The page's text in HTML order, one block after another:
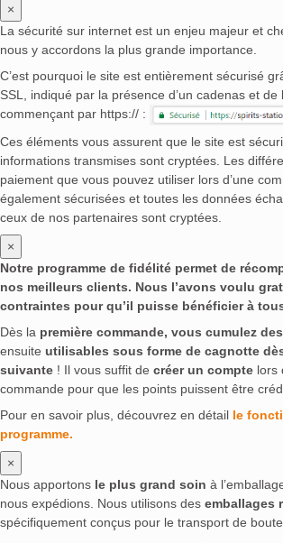
×
La sécurité sur internet est un enjeu majeur et
nous y accordons la plus grande importance.
C’est pourquoi le site est entièrement sécurisé
SSL, indiqué par la présence d’un cadenas et de
commençant par https:// :
Ces éléments vous assurent que le site est
informations transmises sont cryptées. Les
paiement que vous pouvez utiliser lors d’une
également sécurisées et toutes les données
ceux de nos partenaires sont cryptées.
×
Notre programme de fidélité permet de
nos meilleurs clients. Nous l’avons voulu
contraintes pour qu’il puisse bénéficier à
Dès la première commande, vous cumulez
ensuite utilisables sous forme de cagnotte
suivante ! Il vous suffit de créer un compte lors
commande pour que les points puissent être
Pour en savoir plus, découvrez en détail le
programme.
×
Nous apportons le plus grand soin à
nous expédions. Nous utilisons des emballages
spécifiquement conçus pour le transport de